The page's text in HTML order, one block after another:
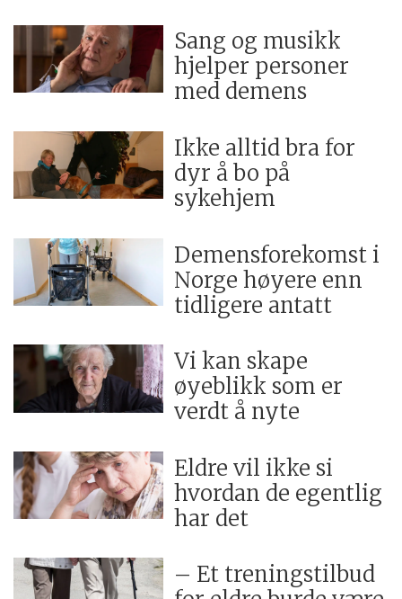
Sang og musikk
hjelper personer
med demens
Ikke alltid bra for
dyr å bo på
sykehjem
Demensforekomst i
Norge høyere enn
tidligere antatt
Vi kan skape
øyeblikk som er
verdt å nyte
Eldre vil ikke si
hvordan de egentlig
har det
– Et treningstilbud